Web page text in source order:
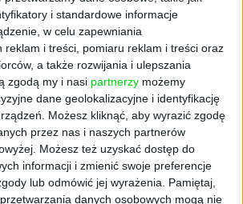
i standardowe informacje
w celu zapewniania
reklam i treści, pomiaru reklam i treści oraz
a także rozwijania i ulepszania
zgodą my i nasi partnerzy możemy
dane geolokalizacyjne i identyfikację
Możesz kliknąć, aby wyrazić zgodę
przez nas i naszych partnerów
Możesz też uzyskać dostęp do
informacji i zmienić swoje preferencje
lub odmówić jej wyrażenia.
Pamiętaj,
danych osobowych mogą nie
nie jest zarejestrowany.
taniej.
reaserchu i wyobraźni
słowniki języka polskiego
Może uda się znaleźć taką
nikt nie zarejestrował, a
ona chwytliwa.
domeny musi się kojarzyć z
ma reprezentować – to